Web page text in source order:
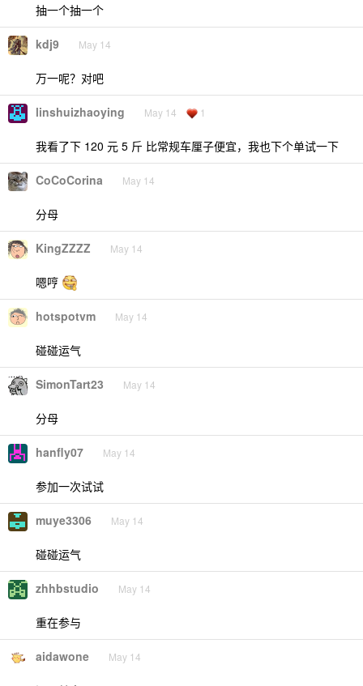
抽一个抽一个
kdj9 May 14
万一呢？对吧
linshuizhaoying May 14 1
我看了下 120 元 5 斤 比常规车厘子便宜，我也下个单试一下
CoCoCorina May 14
分母
KingZZZZ May 14
嗯哼
hotspotvm May 14
碰碰运气
SimonTart23 May 14
分母
hanfly07 May 14
参加一次试试
muye3306 May 14
碰碰运气
zhhbstudio May 14
重在参与
aidawone May 14